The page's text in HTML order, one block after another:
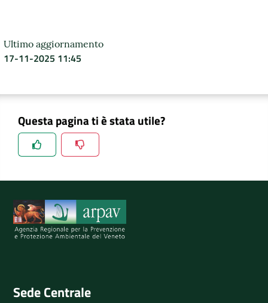
Ultimo aggiornamento
17-11-2025 11:45
Questa pagina ti è stata utile?
Spiegaci perchè, e aiutaci a migliorare il servizio
Sede Centrale